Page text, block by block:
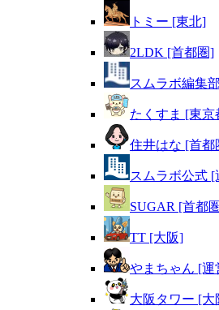
トミー [東北]
2LDK [首都圏]
スムラボ編集
たくすま [東京
住井はな [首都
スムラボ公式 [
SUGAR [首都
TT [大阪]
やまちゃん [運
大阪タワー [大